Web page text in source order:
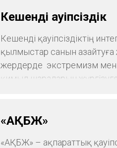
Кешенді қауіпсіздік
Кешенді қауіпсіздіктің
қылмыстар санын
жердерде экстремизм мен
қимыл шараларын
«АҚБЖ»
«АҚБЖ» – ақпараттық